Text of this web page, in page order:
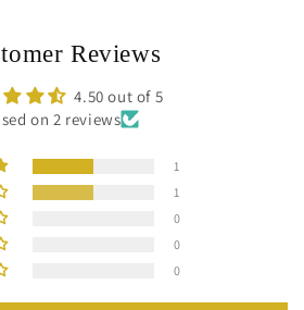
Reviews
4.50 out of 5
on 2 reviews
1
1
0
0
0